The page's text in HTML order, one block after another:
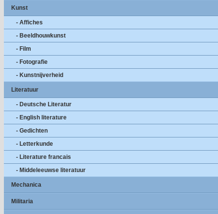
Kunst
- Affiches
- Beeldhouwkunst
- Film
- Fotografie
- Kunstnijverheid
Literatuur
- Deutsche Literatur
- English literature
- Gedichten
- Letterkunde
- Literature francais
- Middeleeuwse literatuur
Mechanica
Militaria